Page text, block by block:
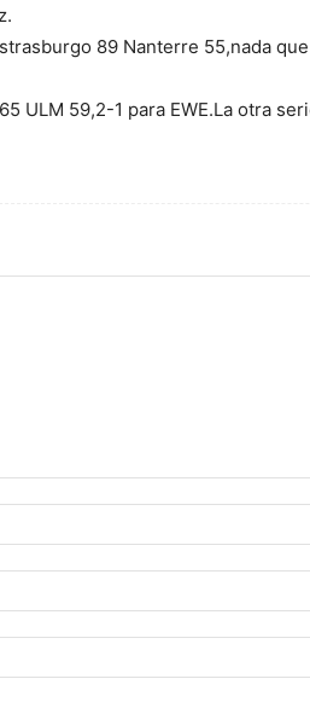
89 Nanterre 55,nada
ULM 59,2-1 para EWE.La otra